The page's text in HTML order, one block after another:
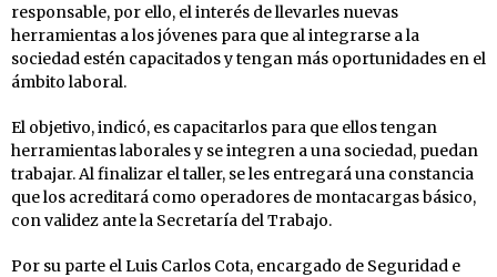
responsable, por ello, el interés de llevarles nuevas
herramientas a los jóvenes para que al integrarse a la
sociedad estén capacitados y tengan más oportunidades en el
ámbito laboral.
El objetivo, indicó, es capacitarlos para que ellos tengan
herramientas laborales y se integren a una sociedad, puedan
trabajar. Al finalizar el taller, se les entregará una constancia
que los acreditará como operadores de montacargas básico,
con validez ante la Secretaría del Trabajo.
Por su parte el Luis Carlos Cota, encargado de Seguridad e